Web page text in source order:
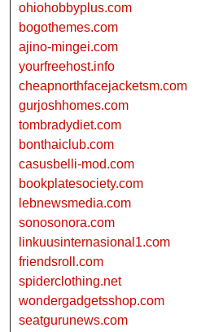
ohiohobbyplus.com
bogothemes.com
ajino-mingei.com
yourfreehost.info
cheapnorthfacejacketsm.com
gurjoshhomes.com
tombradydiet.com
bonthaiclub.com
casusbelli-mod.com
bookplatesociety.com
lebnewsmedia.com
sonosonora.com
linkuusinternasional1.com
friendsroll.com
spiderclothing.net
wondergadgetsshop.com
seatgurunews.com